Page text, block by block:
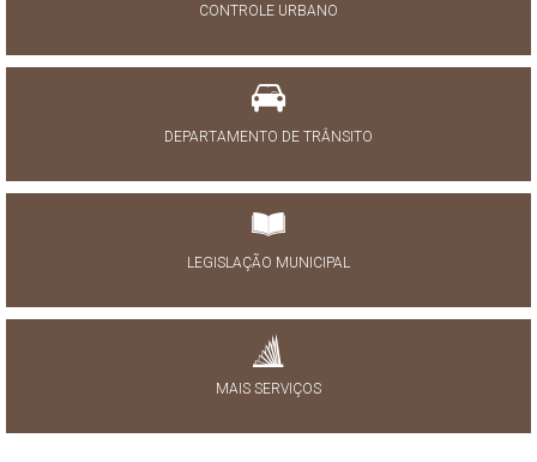
CONTROLE URBANO
DEPARTAMENTO DE TRÂNSITO
LEGISLAÇÃO MUNICIPAL
MAIS SERVIÇOS